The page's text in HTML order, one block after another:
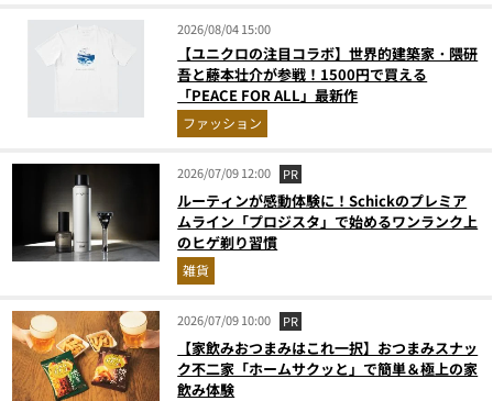
2026/08/04 15:00
【ユニクロの注目コラボ】世界的建築家・隈研
吾と藤本壮介が参戦！1500円で買える
「PEACE FOR ALL」最新作
ファッション
2026/07/09 12:00 PR
ルーティンが感動体験に！Schickのプレミア
ムライン「プロジスタ」で始めるワンランク上
のヒゲ剃り習慣
雑貨
2026/07/09 10:00 PR
【家飲みおつまみはこれ一択】おつまみスナッ
ク不二家「ホームサクッと」で簡単＆極上の家
飲み体験